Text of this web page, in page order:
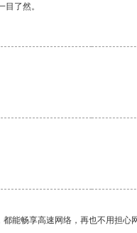
了然。
能畅享高速网络，再也不用担